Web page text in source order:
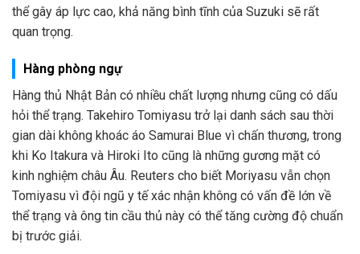
thể gây áp lực cao, khả năng bình tĩnh của Suzuki sẽ rất
quan trọng.
Hàng phòng ngự
Hàng thủ Nhật Bản có nhiều chất lượng nhưng cũng có dấu
hỏi thể trạng. Takehiro Tomiyasu trở lại danh sách sau thời
gian dài không khoác áo Samurai Blue vì chấn thương, trong
khi Ko Itakura và Hiroki Ito cũng là những gương mặt có
kinh nghiệm châu Âu. Reuters cho biết Moriyasu vẫn chọn
Tomiyasu vì đội ngũ y tế xác nhận không có vấn đề lớn về
thể trạng và ông tin cầu thủ này có thể tăng cường độ chuẩn
bị trước giải.